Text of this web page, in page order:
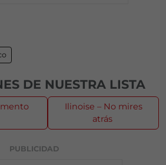
DE NUESTRA LISTA
Ilinoise – No mires
atrás
PUBLICIDAD